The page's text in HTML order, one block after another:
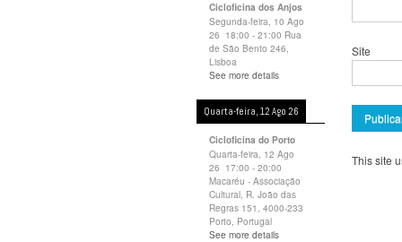
Site
This site
Cicloficina dos Anjos
Segunda-feira, 10 Ago
26 18:00 - 21:00 Rua
de São Bento 246,
Lisboa
See more details
Quarta-feira, 12 Ago 26
Cicloficina do Porto
Quarta-feira, 12 Ago
26 17:00 - 20:00
Macaréu - Associação
Cultural, R. João das
Regras 151, 4000-233
Porto, Portugal
See more details